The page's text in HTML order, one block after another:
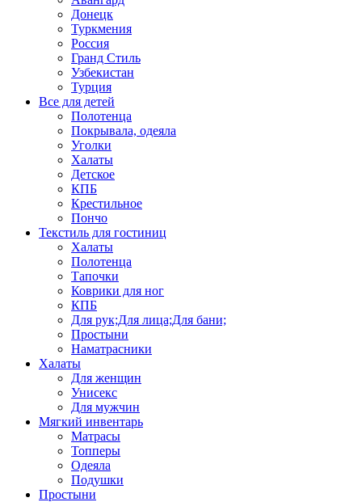
Донецк
Туркмения
Россия
Гранд Стиль
Узбекистан
Турция
Все для детей
Полотенца
Покрывала, одеяла
Уголки
Халаты
Детское
КПБ
Крестильное
Пончо
Текстиль для гостиниц
Халаты
Полотенца
Тапочки
Коврики для ног
КПБ
Для рук;Для лица;Для бани;
Простыни
Наматрасники
Халаты
Для женщин
Унисекс
Для мужчин
Мягкий инвентарь
Матрасы
Топперы
Одеяла
Подушки
Простыни